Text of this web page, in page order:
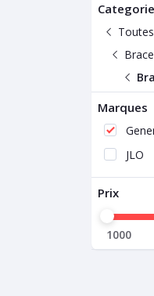
Marques
JLO
Prix
1000